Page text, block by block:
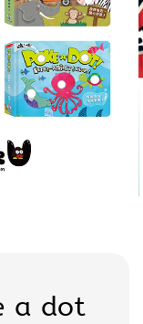
a dot